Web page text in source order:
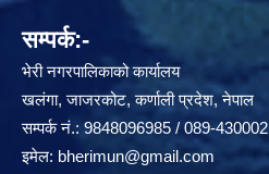
सम्पर्क:-
भेरी नगरपालिकाको कार्यालय
खलंगा, जाजरकोट, कर्णाली प्रदेश, नेपाल
सम्पर्क नं.: 9848096985 / 089-430002
इमेल: bherimun@gmail.com